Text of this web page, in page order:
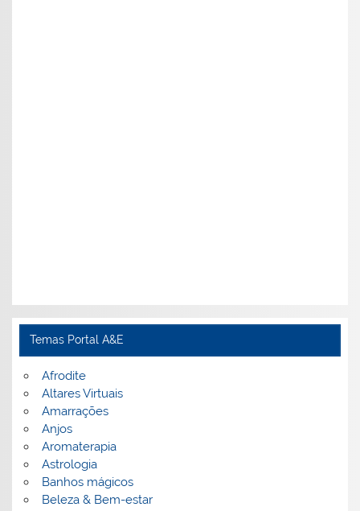
Temas Portal A&E
Afrodite
Altares Virtuais
Amarrações
Anjos
Aromaterapia
Astrologia
Banhos mágicos
Beleza & Bem-estar